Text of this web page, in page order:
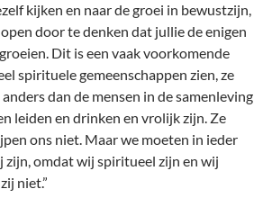
kijken en naar de groei in bewustzijn,
door te denken dat jullie de enigen
Dit is een vaak voorkomende
spirituele gemeenschappen zien, ze
dan de mensen in de samenleving
leiden en drinken en vrolijk zijn. Ze
ons niet. Maar we moeten in ieder
zijn, omdat wij spiritueel zijn en wij
niet.”